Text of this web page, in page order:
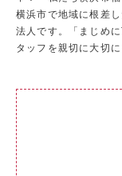
横浜市で地域に根差
法人です。「まじめ
タッフを親切に大切